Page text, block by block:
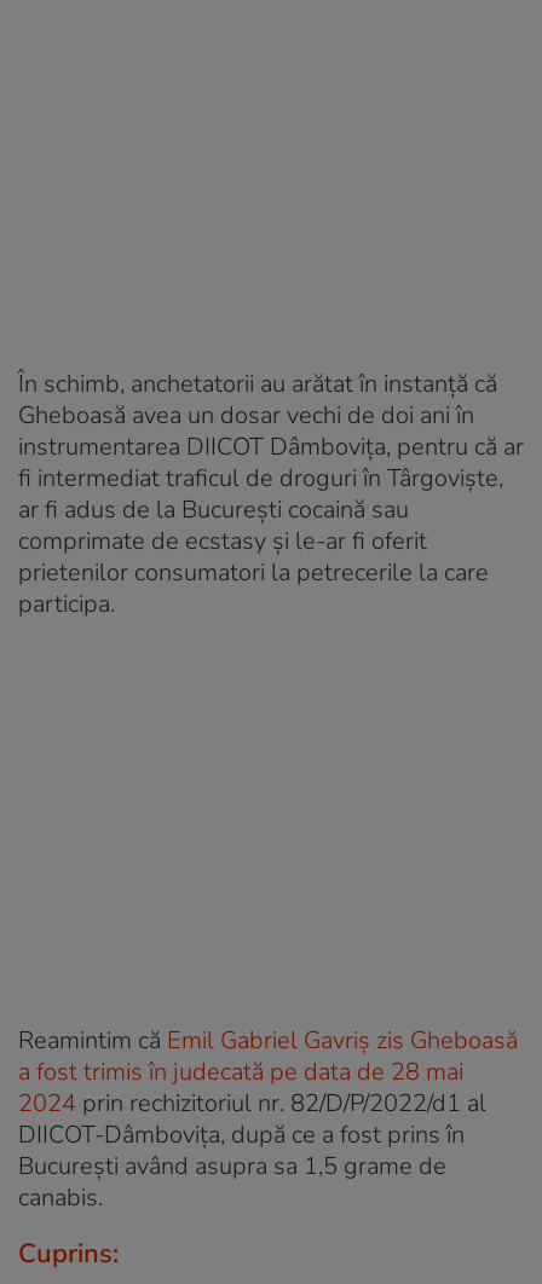
În schimb, anchetatorii au arătat în instanță că
Gheboasă avea un dosar vechi de doi ani în
instrumentarea DIICOT Dâmbovița, pentru că ar
fi intermediat traficul de droguri în Târgoviște,
ar fi adus de la București cocaină sau
comprimate de ecstasy și le-ar fi oferit
prietenilor consumatori la petrecerile la care
participa.
Reamintim că Emil Gabriel Gavriș zis Gheboasă
a fost trimis în judecată pe data de 28 mai
2024 prin rechizitoriul nr. 82/D/P/2022/d1 al
DIICOT-Dâmbovița, după ce a fost prins în
București având asupra sa 1,5 grame de
canabis.
Cuprins: